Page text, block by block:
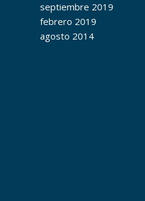
septiembre 2019
febrero 2019
agosto 2014